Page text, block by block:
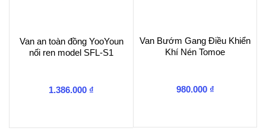
Van an toàn đồng YooYoun
nối ren model SFL-S1
1.386.000 ₫
Van Bướm Gang Điều Khiển
Khí Nén Tomoe
980.000 ₫